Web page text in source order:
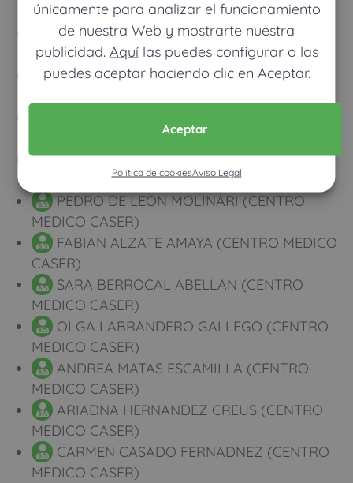
únicamente para analizar el funcionamiento
de nuestra Web y mostrarte nuestra
publicidad. Aquílas puedes configurar o las
puedes aceptar haciendo clic en Aceptar.
Aceptar
Política de cookiesAviso Legal
MEDICO CASER)
SILVIA GARCIA-MATEOS MUÑOZ
(CENTRO MEDICO CASER)
CARLOS NIETO PEDREGAL (CENTRO
JAVIER MASSAGUER CABRERA (CENTRO
MEDICO CASER)
PEDRO DE LEON MOLINARI (CENTRO
MEDICO CASER)
FABIAN ALZATE AMAYA (CENTRO MEDICO
CASER)
SARA BERROCAL ABELLAN (CENTRO
MEDICO CASER)
OLGA LABRANDERO GALLEGO (CENTRO
MEDICO CASER)
ANDREA MATAS ESCAMILLA (CENTRO
MEDICO CASER)
ARIADNA HERNANDEZ CREUS (CENTRO
MEDICO CASER)
CARMEN CASADO FERNADNEZ (CENTRO
MEDICO CASER)